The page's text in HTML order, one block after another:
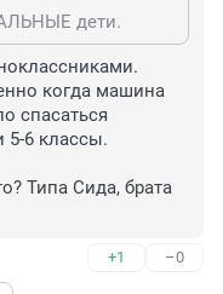
дети.
когда машина
спасаться
5-6 классы.
Типа Сида, брата
+1 –0